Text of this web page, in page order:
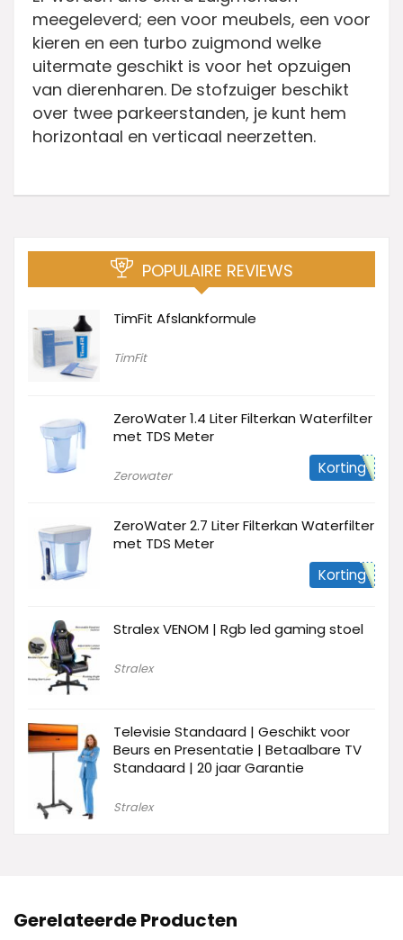
meegeleverd; een voor meubels, een voor
kieren en een turbo zuigmond welke
uitermate geschikt is voor het opzuigen
van dierenharen. De stofzuiger beschikt
over twee parkeerstanden, je kunt hem
horizontaal en verticaal neerzetten.
POPULAIRE REVIEWS
TimFit Afslankformule
TimFit
ZeroWater 1.4 Liter Filterkan Waterfilter
met TDS Meter
Zerowater Korting
ZeroWater 2.7 Liter Filterkan Waterfilter
met TDS Meter
Korting
Stralex VENOM | Rgb led gaming stoel
Stralex
Televisie Standaard | Geschikt voor
Beurs en Presentatie | Betaalbare TV
Standaard | 20 jaar Garantie
Stralex
Gerelateerde Producten